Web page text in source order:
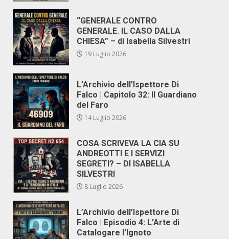
“GENERALE CONTRO
GENERALE. IL CASO DALLA
CHIESA” – di Isabella Silvestri
19 Luglio 2026
L’Archivio dell’Ispettore Di
Falco | Capitolo 32: Il Guardiano
del Faro
14 Luglio 2026
COSA SCRIVEVA LA CIA SU
ANDREOTTI E I SERVIZI
SEGRETI? – DI ISABELLA
SILVESTRI
8 Luglio 2026
L’Archivio dell’Ispettore Di
Falco | Episodio 4: L’Arte di
Catalogare l’Ignoto